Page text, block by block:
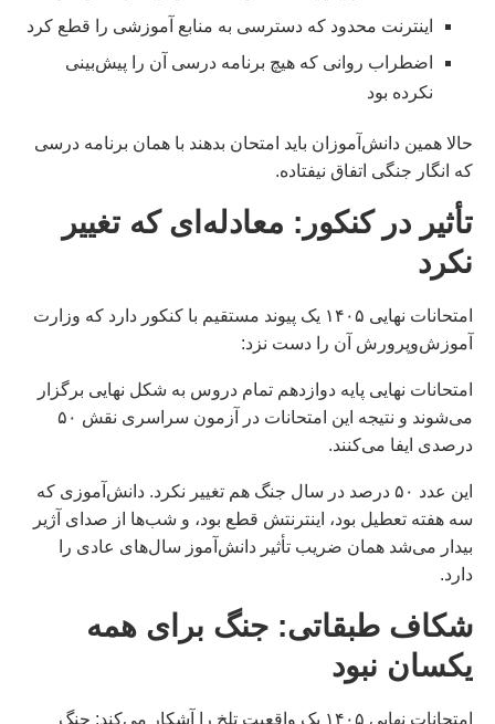
اینترنت محدود که دسترسی به منابع آموزشی را قطع کرد
اضطراب روانی که هیچ برنامه درسی آن را پیش‌بینی
نکرده بود
حالا همین دانش‌آموزان باید امتحان بدهند با همان برنامه درسی
که انگار جنگی اتفاق نیفتاده.
تأثیر در کنکور: معادله‌ای که تغییر
نکرد
امتحانات نهایی ۱۴۰۵ یک پیوند مستقیم با کنکور دارد که وزارت
آموزش‌وپرورش آن را دست نزد:
امتحانات نهایی پایه دوازدهم تمام دروس به شکل نهایی برگزار
می‌شوند و نتیجه این امتحانات در آزمون سراسری نقش ۵۰
درصدی ایفا می‌کنند.
این عدد ۵۰ درصد در سال جنگ هم تغییر نکرد. دانش‌آموزی که
سه هفته تعطیل بود، اینترنتش قطع بود، و شب‌ها از صدای آژیر
بیدار می‌شد همان ضریب تأثیر دانش‌آموز سال‌های عادی را
دارد.
شکاف طبقاتی: جنگ برای همه
یکسان نبود
امتحانات نهایی ۱۴۰۵ یک واقعیت تلخ را آشکار می‌کند: جنگ